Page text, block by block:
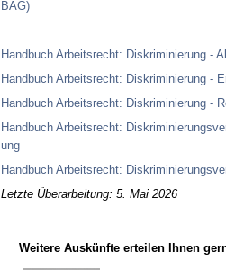
BAG)
Hand­buch Ar­beits­recht: Dis­kri­mi­nie­rung -
Hand­buch Ar­beits­recht: Dis­kri­mi­nie­rung -
Hand­buch Ar­beits­recht: Dis­kri­mi­nie­rung -
Hand­buch Ar­beits­recht:
ung
Hand­buch Ar­beits­recht:
Letzte Überarbeitung: 5. Mai 2026
Weitere Auskünfte erteilen Ihnen